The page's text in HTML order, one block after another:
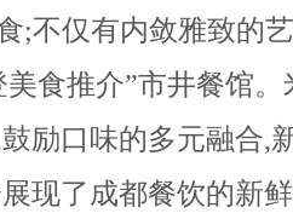
;不仅有内敛雅致的
食推介”市井餐馆
励口味的多元融合,
现了成都餐饮的新